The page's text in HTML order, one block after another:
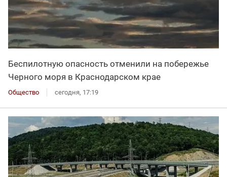
Беспилотную опасность отменили на побережье
Черного моря в Краснодарском крае
Общество сегодня, 17:19